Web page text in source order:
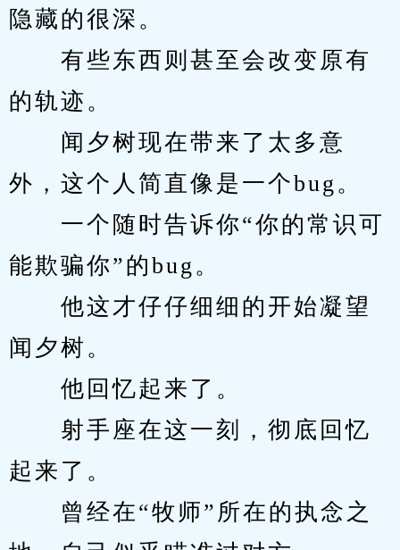
隐藏的很深。
有些东西则甚至会改变原有
的轨迹。
闻夕树现在带来了太多意
外，这个人简直像是一个bug。
一个随时告诉你“你的常识可
能欺骗你”的bug。
他这才仔仔细细的开始凝望
闻夕树。
他回忆起来了。
射手座在这一刻，彻底回忆
起来了。
曾经在“牧师”所在的执念之